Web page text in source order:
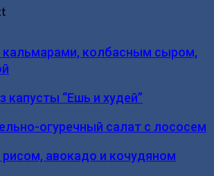
кальмарами, колбасным сыром,
капусты “Ешь и худей”
огуречный салат с лососем
рисом, авокадо и кочудяном